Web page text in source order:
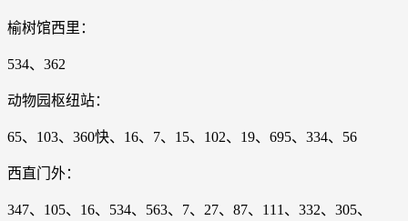
榆树馆西里：
534、362
动物园枢纽站：
65、103、360快、16、7、15、102、19、695、334、56
西直门外：
347、105、16、534、563、7、27、87、111、332、305、